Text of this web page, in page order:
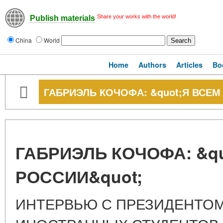
Publish materials Share your works with the world!
China World
Home Authors Articles
ГАБРИЭЛЬ КОЧОФА: &quot;Я
ГАБРИЭЛЬ КОЧОФА:
РОССИИ&quot;
ИНТЕРВЬЮ С